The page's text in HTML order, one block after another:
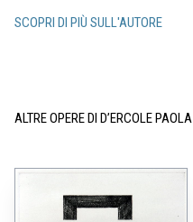
SCOPRI DI PIÙ SULL'AUTORE
ALTRE OPERE DI D’ERCOLE PAOLA